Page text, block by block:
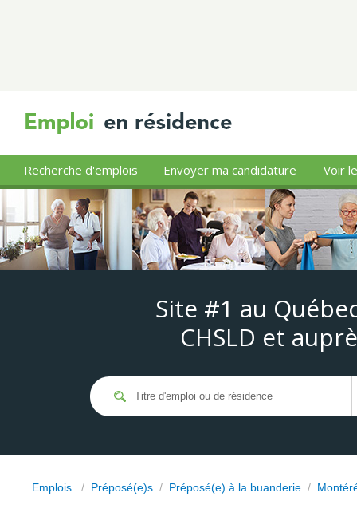
Recherche d'emplois Envoyer ma candidature Voir
Site #1 au
CHSLD et
Emplois / Préposé(e)s / Préposé(e) à la buanderie /